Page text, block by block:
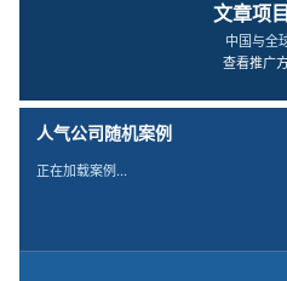
文章项
中国与全
查看推广
人气公司随机案例
正在加载案例…